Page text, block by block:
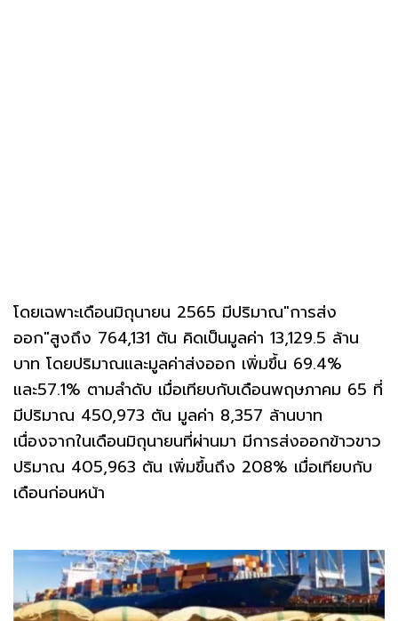
โดยเฉพาะเดือนมิถุนายน 2565 มีปริมาณ"การส่ง
ออก"สูงถึง 764,131 ตัน คิดเป็นมูลค่า 13,129.5 ล้าน
บาท โดยปริมาณและมูลค่าส่งออก เพิ่มขึ้น 69.4%
และ57.1% ตามลำดับ เมื่อเทียบกับเดือนพฤษภาคม 65 ที่
มีปริมาณ 450,973 ตัน มูลค่า 8,357 ล้านบาท
เนื่องจากในเดือนมิถุนายนที่ผ่านมา มีการส่งออกข้าวขาว
ปริมาณ 405,963 ตัน เพิ่มขึ้นถึง 208% เมื่อเทียบกับ
เดือนก่อนหน้า